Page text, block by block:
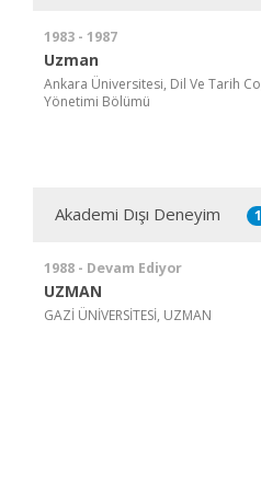
1983 - 1987
Uzman
Ankara Üniversitesi, Dil Ve Tarih
Yönetimi Bölümü
Akademi Dışı Deneyim 1
1988 - Devam Ediyor
UZMAN
GAZİ ÜNİVERSİTESİ, UZMAN